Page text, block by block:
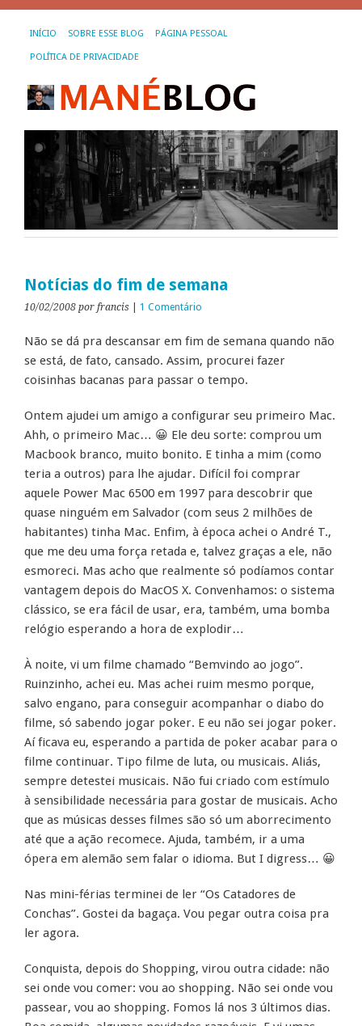
INÍCIO SOBRE ESSE BLOG PÁGINA PESSOAL
POLÍTICA DE PRIVACIDADE
Notícias do fim de semana
10/02/2008 por francis 1 Comentário
Não se dá pra descansar em fim de semana quando não
se está, de fato, cansado. Assim, procurei fazer
coisinhas bacanas para passar o tempo.
Ontem ajudei um amigo a configurar seu primeiro Mac.
Ahh, o primeiro Mac… 😀 Ele deu sorte: comprou um
Macbook branco, muito bonito. E tinha a mim (como
teria a outros) para lhe ajudar. Difícil foi comprar
aquele Power Mac 6500 em 1997 para descobrir que
quase ninguém em Salvador (com seus 2 milhões de
habitantes) tinha Mac. Enfim, à época achei o André T.,
que me deu uma força retada e, talvez graças a ele, não
esmoreci. Mas acho que realmente só podíamos contar
vantagem depois do MacOS X. Convenhamos: o sistema
clássico, se era fácil de usar, era, também, uma bomba
relógio esperando a hora de explodir…
À noite, vi um filme chamado “Bemvindo ao jogo”.
Ruinzinho, achei eu. Mas achei ruim mesmo porque,
salvo engano, para conseguir acompanhar o diabo do
filme, só sabendo jogar poker. E eu não sei jogar poker.
Aí ficava eu, esperando a partida de poker acabar para o
filme continuar. Tipo filme de luta, ou musicais. Aliás,
sempre detestei musicais. Não fui criado com estímulo
à sensibilidade necessária para gostar de musicais. Acho
que as músicas desses filmes são só um aborrecimento
até que a ação recomece. Ajuda, também, ir a uma
ópera em alemão sem falar o idioma. But I digress… 😀
Nas mini-férias terminei de ler “Os Catadores de
Conchas”. Gostei da bagaça. Vou pegar outra coisa pra
ler agora.
Conquista, depois do Shopping, virou outra cidade: não
sei onde vou comer: vou ao shopping. Não sei onde vou
passear, vou ao shopping. Fomos lá nos 3 últimos dias.